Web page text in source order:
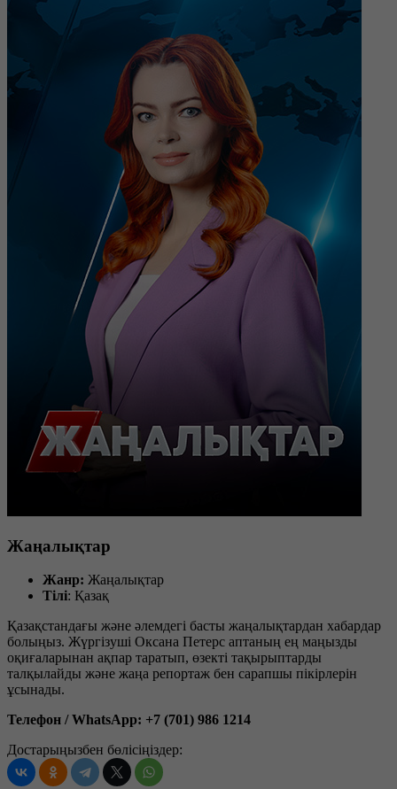
Жаңалықтар
Жанр: Жаңалықтар
Тілі: Қазақ
Қазақстандағы және әлемдегі басты жаңалықтардан хабардар
болыңыз. Жүргізуші Оксана Петерс аптаның ең маңызды
оқиғаларынан ақпар таратып, өзекті тақырыптарды
талқылайды және жаңа репортаж бен сарапшы пікірлерін
ұсынады.
Телефон / WhatsApp: +7 (701) 986 1214
Достарыңызбен бөлісіңіздер: